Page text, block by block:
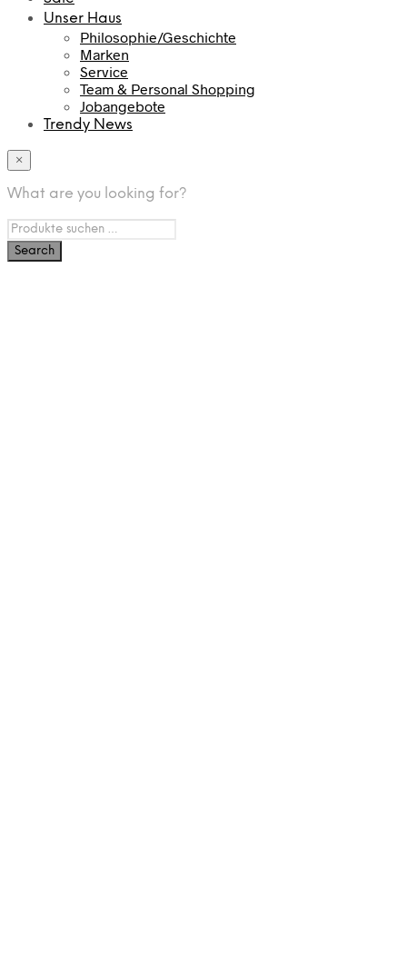
Unser Haus
Philosophie/Geschichte
Marken
Service
Team & Personal Shopping
Jobangebote
Trendy News
×
What are you looking for?